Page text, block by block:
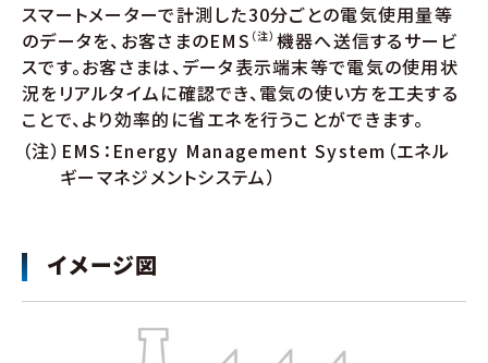
スマートメーターで計測した30分ごとの電気使用量等
のデータを、お客さまのEMS （注） 機器へ送信するサービ
スです。お客さまは、データ表示端末等で電気の使用状
況をリアルタイムに確認でき、電気の使い方を工夫する
ことで、より効率的に省エネを行うことができます。
（注）EMS：Energy Management System（エネル
ギーマネジメントシステム）
イメージ図